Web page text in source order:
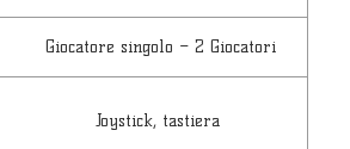
Giocatore singolo – 2 Giocatori
Joystick, tastiera